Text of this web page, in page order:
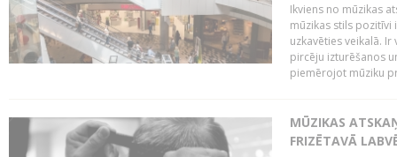
Ikviens no mūzikas
mūzikas stils pozitīvi
uzkavēties veikalā.
pircēju izturēšanos
piemērojot mūziku
MŪZIKAS
FRIZĒTAVĀ